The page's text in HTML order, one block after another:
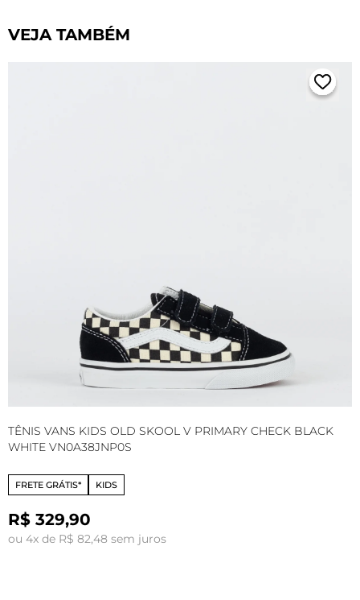
VEJA TAMBÉM
TÊNIS VANS KIDS OLD SKOOL V PRIMARY CHECK BLACK
WHITE VN0A38JNP0S
FRETE GRÁTIS* KIDS
R$ 329,90
ou 4x de R$ 82,48 sem juros